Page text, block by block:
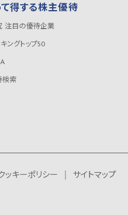
て得する株主優待
注目の優待企業
ングトップ50
検索
ッキーポリシー
サイトマップ